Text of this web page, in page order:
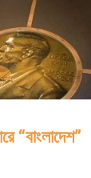
এর ব্রান্ড
“বাংলাদেশ”